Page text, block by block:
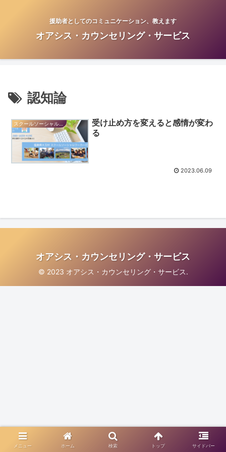
援助者としてのコミュニケーション、教えます
オアシス・カウンセリング・サービス
認知論
受け止め方を変えると感情が変わ
る
2023.06.09
オアシス・カウンセリング・サービス
© 2023 オアシス・カウンセリング・サービス.
メニュー ホーム 検索 トップ サイドバー